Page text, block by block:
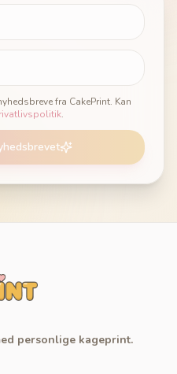
fra CakePrint. Kan
.
personlige kageprint.